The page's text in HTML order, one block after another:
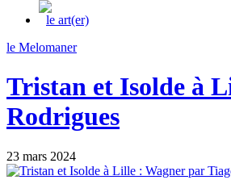
le art(er)
le Melomaner
Tristan et Isolde à
Rodrigues
23 mars 2024